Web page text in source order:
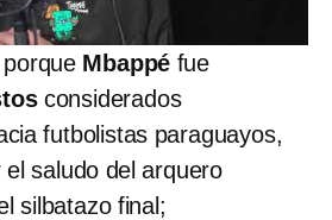
Mbappé fue
considerados
futbolistas paraguayos,
saludo del arquero
silbatazo final;